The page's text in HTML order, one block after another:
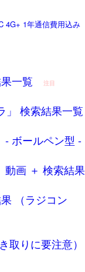
4G+ 1年通信費用込み
一覧 注目
」 検索結果一覧
ボールペン型 ‐
動画 ＋ 検索結果
（ラジコン
取りに要注意）